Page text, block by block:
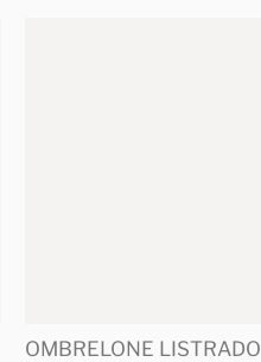
OMBRELONE LISTRADO